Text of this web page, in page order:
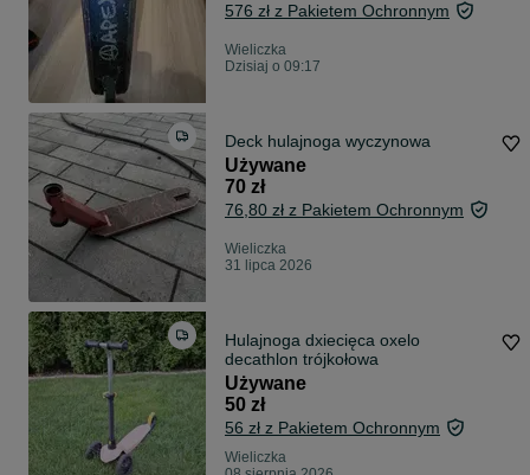
576 zł z Pakietem Ochronnym
Wieliczka
Dzisiaj o 09:17
Deck hulajnoga wyczynowa
Używane
70 zł
76,80 zł z Pakietem Ochronnym
Wieliczka
31 lipca 2026
Hulajnoga dxiecięca oxelo
decathlon trójkołowa
Używane
50 zł
56 zł z Pakietem Ochronnym
Wieliczka